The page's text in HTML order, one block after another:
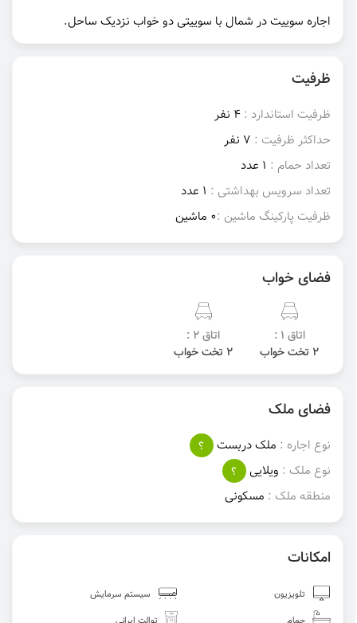
اجاره سوییت در شمال با سوییتی دو خواب نزدیک ساحل.
ظرفیت
ظرفیت استاندارد : 4 نفر
حداکثر ظرفیت : 7 نفر
تعداد حمام : 1 عدد
تعداد سرویس بهداشتی : 1 عدد
ظرفیت پارکینگ ماشین :0 ماشین
فضای خواب
اتاق 1 :
2 تخت خواب
اتاق 2 :
2 تخت خواب
فضای ملک
نوع اجاره : ملک دربست
؟
نوع ملک : ویلایی
؟
منطقه ملک : مسکونی
امکانات
تلویزیون
سیستم سرمایش